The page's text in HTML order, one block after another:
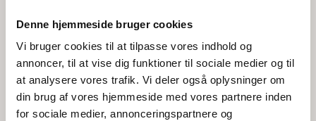
Denne hjemmeside bruger cookies
Vi bruger cookies til at tilpasse vores indhold og
annoncer, til at vise dig funktioner til sociale medier og til
at analysere vores trafik. Vi deler også oplysninger om
din brug af vores hjemmeside med vores partnere inden
for sociale medier, annonceringspartnere og